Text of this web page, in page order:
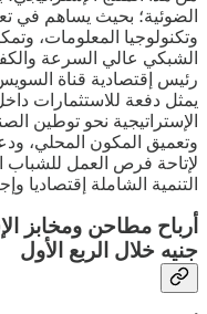
الضوئية؛ بحيث يساهم في
وتكنولوجيا المعلومات،
الشبكي عالي السرعة
رئيس إقتصادية قناة
يمثل دفعة للاستثمارات
الإستراتيجية نحو توطين
وتعميق المكون المحلي،
لإتاحة فرص العمل للشباب
التنمية الشاملة إقتصاديا
جنيه خلال الربع الأول